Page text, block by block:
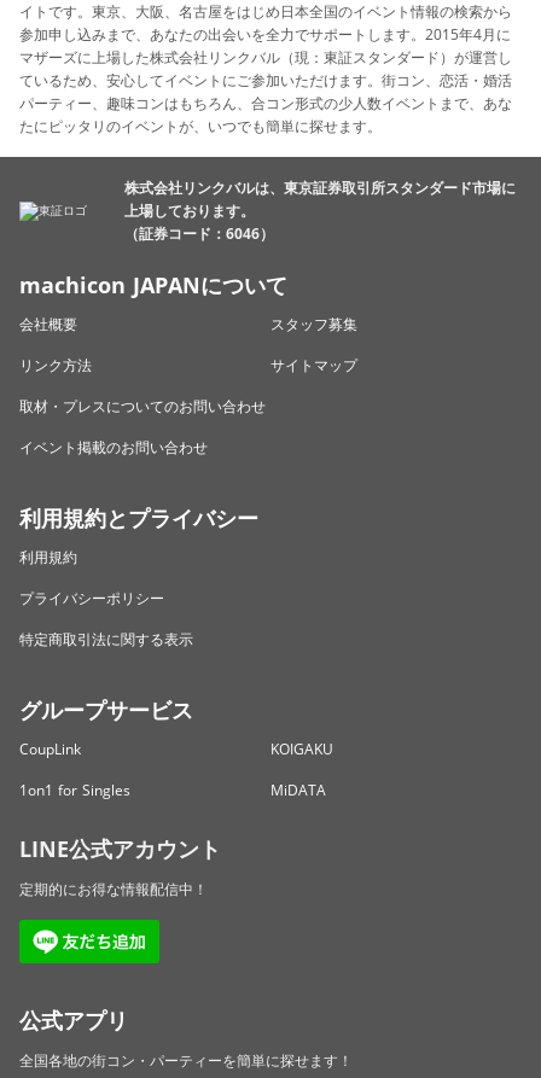
イトです。東京、大阪、名古屋をはじめ日本全国のイベント情報の検索から
参加申し込みまで、あなたの出会いを全力でサポートします。2015年4月に
マザーズに上場した株式会社リンクバル（現：東証スタンダード）が運営し
ているため、安心してイベントにご参加いただけます。街コン、恋活・婚活
パーティー、趣味コンはもちろん、合コン形式の少人数イベントまで、あな
たにピッタリのイベントが、いつでも簡単に探せます。
株式会社リンクバルは、東京証券取引所スタンダード市場に
上場しております。
（証券コード：6046）
machicon JAPANについて
会社概要
スタッフ募集
リンク方法
サイトマップ
取材・プレスについてのお問い合わせ
イベント掲載のお問い合わせ
利用規約とプライバシー
利用規約
プライバシーポリシー
特定商取引法に関する表示
グループサービス
CoupLink
KOIGAKU
1on1 for Singles
MiDATA
LINE公式アカウント
定期的にお得な情報配信中！
公式アプリ
全国各地の街コン・パーティーを簡単に探せます！